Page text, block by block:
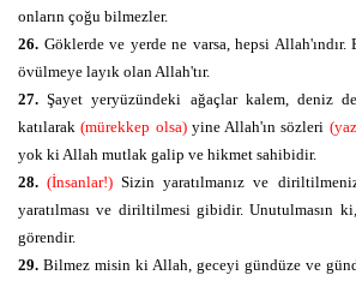
onların çoğu bilmezler.
26. Göklerde ve yerde ne varsa, hepsi
övülmeye layık olan Allah'tır.
27.Şayet yeryüzündeki ağaçlar kalem, deniz
katılarak(mürekkep olsa)yine Allah'ın sözleri
yok ki Allah mutlak galip ve hikmet sahibidir.
28.(İnsanlar!) Sizin yaratılmanız ve
yaratılması ve diriltilmesi gibidir. Unutulmasın
görendir.
29. Bilmez misin ki Allah, geceyi gündüze ve